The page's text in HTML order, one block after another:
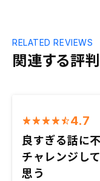
関連する評
RELATED REVIEWS
4.7
良すぎる話に
チャレンジし
思う